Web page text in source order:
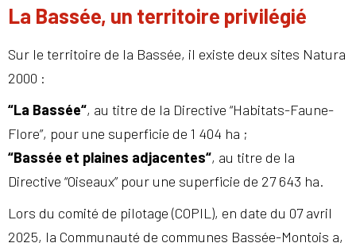
La Bassée, un territoire privilégié
Sur le territoire de la Bassée, il existe deux sites Natura
2000 :
“La Bassée“, au titre de la Directive “Habitats-Faune-
Flore”, pour une superficie de 1 404 ha ;
“Bassée et plaines adjacentes“, au titre de la
Directive “Oiseaux” pour une superficie de 27 643 ha.
Lors du comité de pilotage (COPIL), en date du 07 avril
2025, la Communauté de communes Bassée-Montois a,